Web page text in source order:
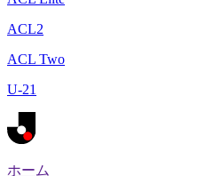
ACL2
ACL Two
U-21
ホーム